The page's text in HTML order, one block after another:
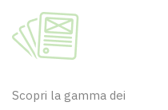
Scopri la gamma dei